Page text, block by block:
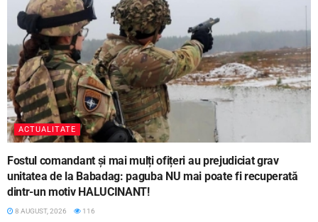
ACTUALITATE
Fostul comandant și mai mulți ofițeri au prejudiciat grav
unitatea de la Babadag: paguba NU mai poate fi recuperată
dintr-un motiv HALUCINANT!
8 AUGUST, 2026 116